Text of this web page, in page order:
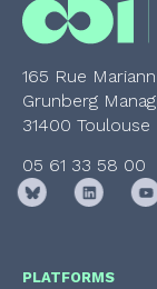
165 Rue
Grunberg
31400 Toulouse
05 61 33 58 00
PLATFORMS